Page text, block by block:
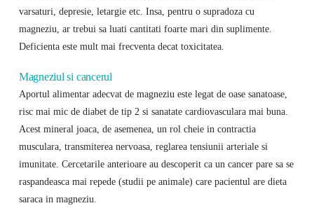
varsaturi, depresie, letargie etc. Insa, pentru o supradoza cu
magneziu, ar trebui sa luati cantitati foarte mari din suplimente.
Deficienta este mult mai frecventa decat toxicitatea.
Magneziul si cancerul
Aportul alimentar adecvat de magneziu este legat de oase sanatoase,
risc mai mic de diabet de tip 2 si sanatate cardiovasculara mai buna.
Acest mineral joaca, de asemenea, un rol cheie in contractia
musculara, transmiterea nervoasa, reglarea tensiunii arteriale si
imunitate. Cercetarile anterioare au descoperit ca un cancer pare sa se
raspandeasca mai repede (studii pe animale) care pacientul are dieta
saraca in magneziu.